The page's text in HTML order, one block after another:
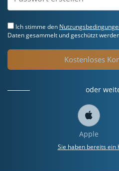
Ich stimme den
Daten gesammelt und geschützt
Kostenloses
oder
Apple
Sie haben bereits ein